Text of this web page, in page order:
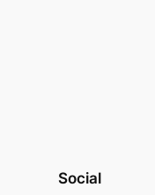
Social